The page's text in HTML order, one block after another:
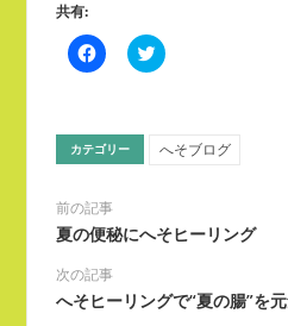
共有:
Facebook
で
に
は
ッ
ク
し
く
だ
さ
い
ク
リ
Twitter
で
い
ウ
ド
ウ
カテゴリー へそブログ
前の記事
夏の便秘にへそヒーリング
次の記事
へそヒーリングで“夏の腸”を